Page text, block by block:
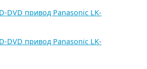
DVD привод Panasonic LK-
DVD привод Panasonic LK-